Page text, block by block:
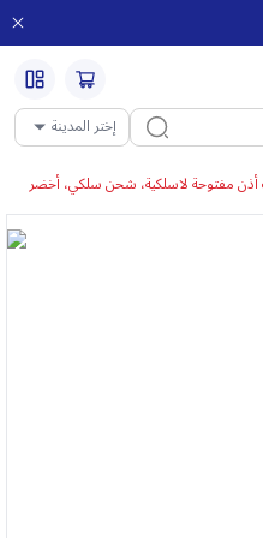
إختر المدينة
مفتوحة لاسلكية، شحن سلكي، أخضر